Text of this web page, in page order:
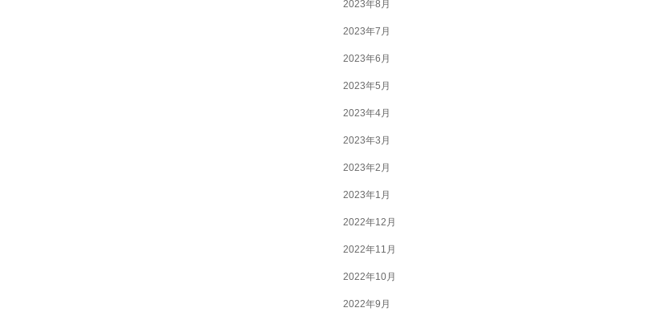
2023年8月
2023年7月
2023年6月
2023年5月
2023年4月
2023年3月
2023年2月
2023年1月
2022年12月
2022年11月
2022年10月
2022年9月